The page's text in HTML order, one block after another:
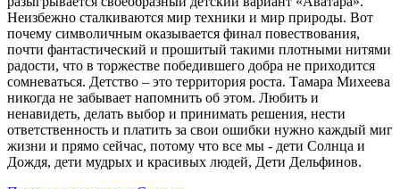
Неизбежно сталкиваются мир техники и мир природы. Вот
почему символичным оказывается финал повествования,
почти фантастический и прошитый такими плотными нитями
радости, что в торжестве победившего добра не приходится
сомневаться. Детство – это территория роста. Тамара Михеева
никогда не забывает напомнить об этом. Любить и
ненавидеть, делать выбор и принимать решения, нести
ответственность и платить за свои ошибки нужно каждый миг
жизни и прямо сейчас, потому что все мы - дети Солнца и
Дождя, дети мудрых и красивых людей, Дети Дельфинов.